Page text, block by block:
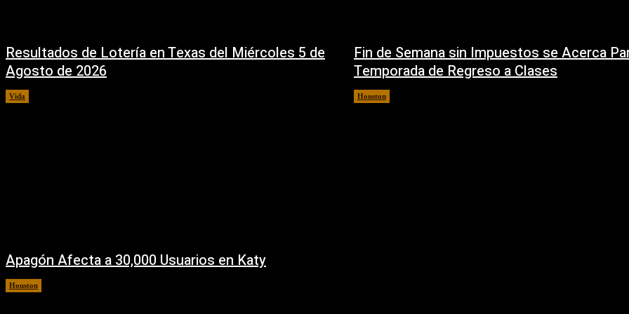
Resultados de Lotería en Texas del Miércoles 5 de
Agosto de 2026
Vida
Fin de Semana sin Impuestos se Acerca
Temporada de Regreso a Clases
Houston
Apagón Afecta a 30,000 Usuarios en Katy
Houston